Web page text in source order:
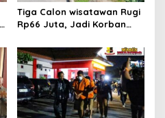
Tiga Calon wisatawan Rugi
Rp66 Juta, Jadi Korban
Taiwan